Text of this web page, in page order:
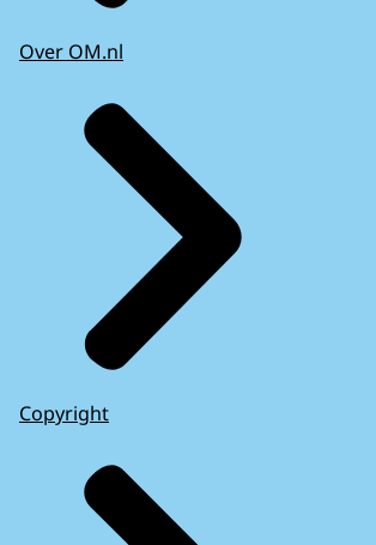
Over OM.nl
Copyright